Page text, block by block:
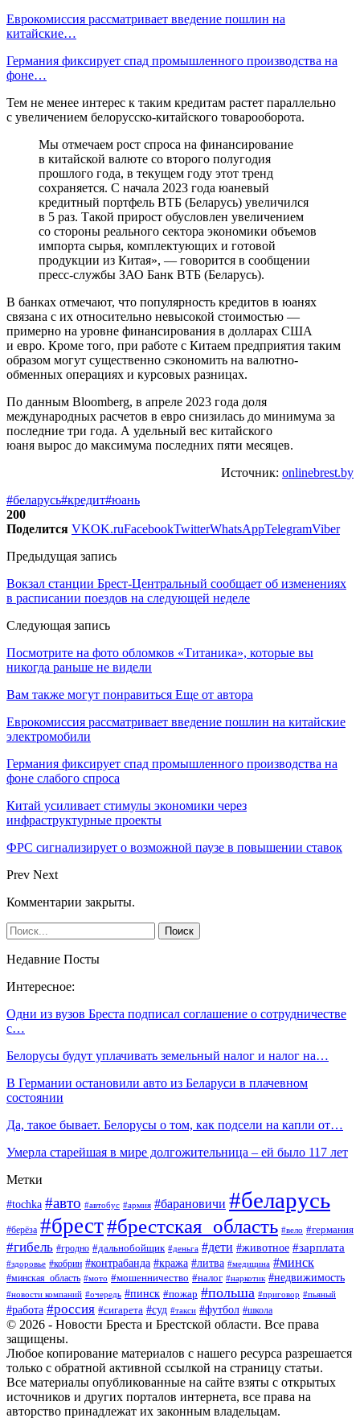
Еврокомиссия рассматривает введение пошлин на
китайские…
Германия фиксирует спад промышленного производства на
фоне…
Тем не менее интерес к таким кредитам растет параллельно
с увеличением белорусско-китайского товарооборота.
Мы отмечаем рост спроса на финансирование
в китайской валюте со второго полугодия
прошлого года, в текущем году этот тренд
сохраняется. С начала 2023 года юаневый
кредитный портфель ВТБ (Беларусь) увеличился
в 5 раз. Такой прирост обусловлен увеличением
со стороны реального сектора экономики объемов
импорта сырья, комплектующих и готовой
продукции из Китая», — говорится в сообщении
пресс-службы ЗАО Банк ВТБ (Беларусь).
В банках отмечают, что популярность кредитов в юанях
связана с их относительно невысокой стоимостью —
примерно на уровне финансирования в долларах США
и евро. Кроме того, при работе с Китаем предприятия таким
образом могут существенно сэкономить на валютно-
обменных операциях и курсовых разницах.
По данным Bloomberg, в апреле 2023 года доля
международных расчетов в евро снизилась до минимума за
последние три года. А удельный вес китайского
юаня вырос до максимума последних пяти месяцев.
Источник: onlinebrest.by
#беларусь#кредит#юань
200
Поделится VKOK.ruFacebookTwitterWhatsAppTelegramViber
Предыдущая запись
Вокзал станции Брест-Центральный сообщает об изменениях
в расписании поездов на следующей неделе
Следующая запись
Посмотрите на фото обломков «Титаника», которые вы
никогда раньше не видели
Вам также могут понравиться Еще от автора
Еврокомиссия рассматривает введение пошлин на китайские
электромобили
Германия фиксирует спад промышленного производства на
фоне слабого спроса
Китай усиливает стимулы экономики через
инфраструктурные проекты
ФРС сигнализирует о возможной паузе в повышении ставок
Prev Next
Комментарии закрыты.
Недавние Посты
Интересное:
Одни из вузов Бреста подписал соглашение о сотрудничестве
с…
Белорусы будут уплачивать земельный налог и налог на…
В Германии остановили авто из Беларуси в плачевном
состоянии
Да, такое бывает. Белорусы о том, как подсели на капли от…
Умерла старейшая в мире долгожительница – ей было 117 лет
Метки
#tochka #авто #автобус #армия #барановичи #беларусь
#берёза #брест#брестская_область #вело #германия
#гибель #гродно #дальнобойщик #деньга #дети #животное #зарплата
#здоровье #кобрин #контрабанда #кража #литва #медицина #минск
#минская_область #мото #мошенничество #налог #наркотик #недвижимость
#новости компаний #очередь #пинск #пожар #польша #приговор #пьяный
#работа #россия #сигарета #суд #такси #футбол #школа
© 2026 - Новости Бреста и Брестской области. Все права
защищены.
Любое копирование материалов с нашего ресурса разрешается
только с обратной активной ссылкой на страницу статьи.
Все материалы опубликованные на сайте взяты с открытых
источников и других порталов интернета, все права на
авторство принадлежат их законным владельцам.